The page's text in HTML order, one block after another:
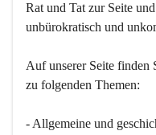
Rat und Tat zur Seite
unbürokratisch und
Auf unserer Seite finden
zu folgenden Themen:
- Allgemeine und